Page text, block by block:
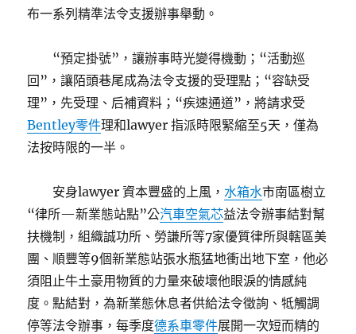
布一系列精準法令支援辦事舉動。
“預定掛號”，讓辦事時光變得機動；“活動巡
回”，讓陌頭巷尾成為法令支援的受理點；“容缺受
理”，先受理、后補資料；“疾速通道”，將請求受
Bentley零件理和lawyer 指派時限緊縮至5天，僅為
法按時限的一半。
安身lawyer 資本豐盛的上風，水箱水市南區樹立
“律所—新業態站點”公汽車空氣芯益法令辦事結對幫
扶機制，組織誠功所、勞謙所等7家優質律所與轄區美
團、順豐等9個新業態站張水瓶猛地衝出地下室，他必
須阻止牛土豪用物質的力量來破壞他眼淚的情感純
度。點結對，為新業態休息者供給法令徵詢、牴觸調
停等法令辦事，每季度德系車零件展開一次短而精的